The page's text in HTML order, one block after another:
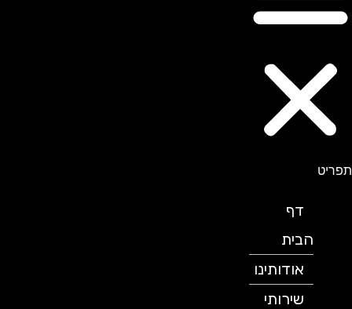
תפריט
דף
הבית
אודותינו
שירותי